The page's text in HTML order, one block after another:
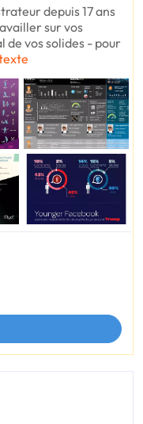
depuis 17 ans
sur vos
de vos solides - pour